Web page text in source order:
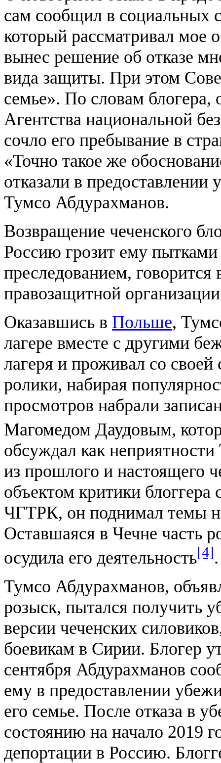
сам сообщил в социальных
который рассматривал мое
вынес решение об отказе
вида защиты. При этом
семье». По словам блогера,
Агентства национальной
сочло его пребывание в
«Точно такое же
отказали в
Тумсо Абдурахманов.
Возвращение чеченского
Россию грозит ему
преследованием,
правозащитной
Оказавшись в Польше,
лагере вместе с другими
лагеря и проживал со
ролики, набирая
просмотров набрали
Магомедом Даудовым,
обсуждал как
из прошлого и настоящего
объектом критики блоггера
ЧГТРК, он поднимал темы
Оставшаяся в Чечне часть
осудила его деятельность[4].
Тумсо Абдурахманов,
розыск, пытался получить
версии чеченских
боевикам в Сирии. Блогер
сентября Абдурахманов
ему в предоставлении
его семье. После отказа в
состоянию на начало 2019
депортации в Россию.